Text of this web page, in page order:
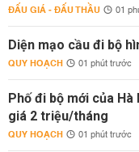
ĐẤU GIÁ - ĐẤU THẦU 01
Diện mạo cầu đi bộ
QUY HOẠCH 01 phút trước
Phố đi bộ mới của
giá 2 triệu/tháng
QUY HOẠCH 01 phút trước